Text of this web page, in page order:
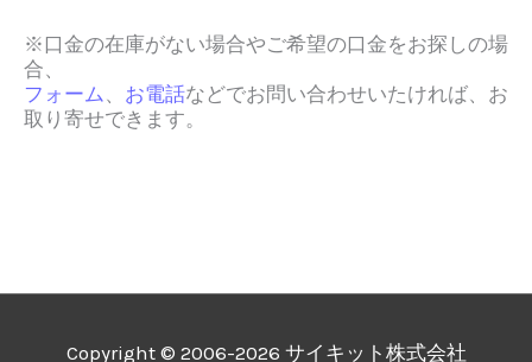
※口金の在庫がない場合やご希望の口金をお探しの場
合、
フォーム、 お電話などでお問い合わせいたければ、お
取り寄せできます。
Copyright © 2006-2026 サイキット株式会社